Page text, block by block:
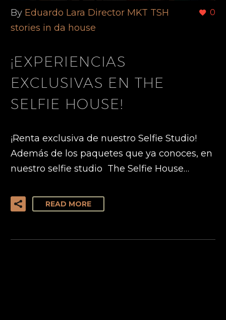
0
By Eduardo Lara Director MKT TSH
stories in da house
¡EXPERIENCIAS
EXCLUSIVAS EN THE
SELFIE HOUSE!
¡Renta exclusiva de nuestro Selfie Studio!
Además de los paquetes que ya conoces, en
nuestro selfie studio The Selfie House…
READ MORE